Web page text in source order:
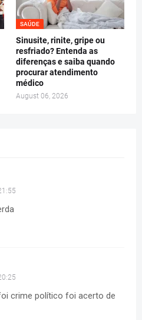
SAÚDE
Sinusite, rinite, gripe ou
resfriado? Entenda as
diferenças e saiba quando
procurar atendimento
médico
August 06, 2026
crime político foi acerto de